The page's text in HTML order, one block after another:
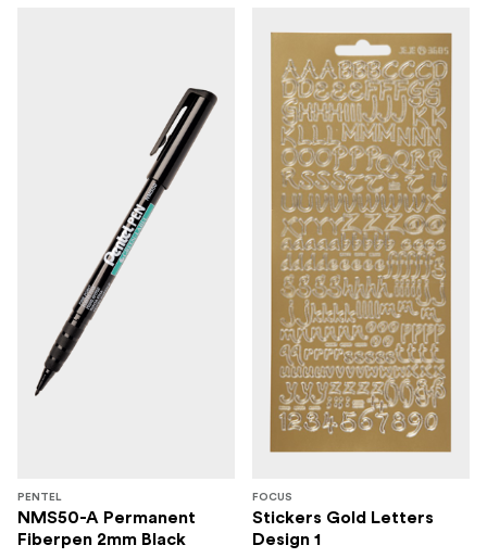
PENTEL
NMS50-A Permanent
Fiberpen 2mm Black
FOCUS
Stickers Gold Letters
Design 1